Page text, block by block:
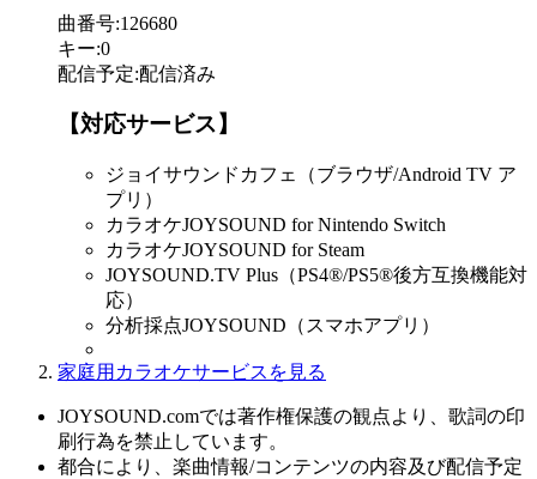
曲番号:126680
キー:0
配信予定:配信済み
【対応サービス】
ジョイサウンドカフェ（ブラウザ/Android TV ア
プリ）
カラオケJOYSOUND for Nintendo Switch
カラオケJOYSOUND for Steam
JOYSOUND.TV Plus（PS4®/PS5®後方互換機能対
応）
分析採点JOYSOUND（スマホアプリ）
家庭用カラオケサービスを見る
JOYSOUND.comでは著作権保護の観点より、歌詞の印
刷行為を禁止しています。
都合により、楽曲情報/コンテンツの内容及び配信予定